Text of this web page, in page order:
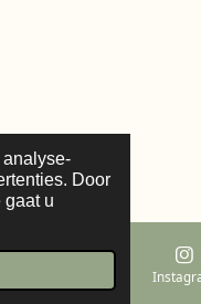
Door
gaat u